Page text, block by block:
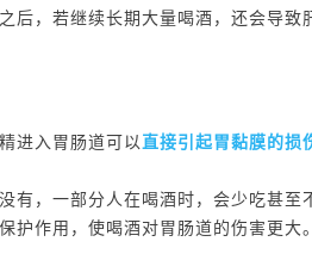
后，若继续长期大量喝酒，还会导致
进入胃肠道可以直接引起胃黏膜的损
有，一部分人在喝酒时，会少吃甚
护作用，使喝酒对胃肠道的伤害更大。